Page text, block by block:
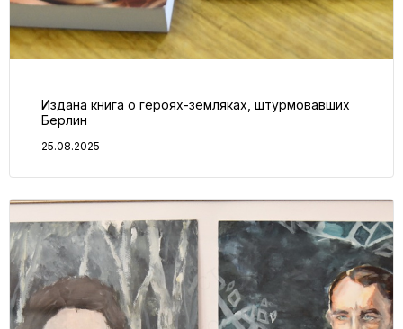
Издана книга о героях-земляках, штурмовавших
Берлин
25.08.2025